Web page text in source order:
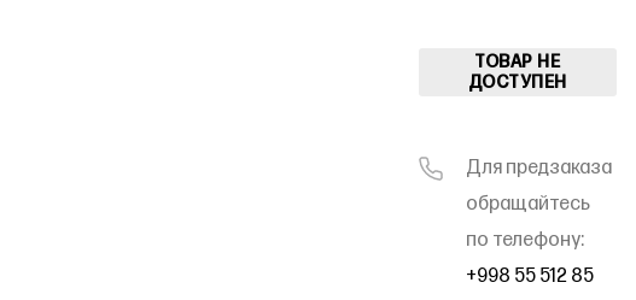
ТОВАР НЕ
ДОСТУПЕН
Для предзаказа
обращайтесь
по телефону:
+998 55 512 85